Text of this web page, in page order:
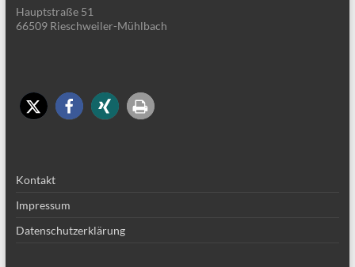
Hauptstraße 51
66509 Rieschweiler-Mühlbach
Kontakt
Impressum
Datenschutzerklärung